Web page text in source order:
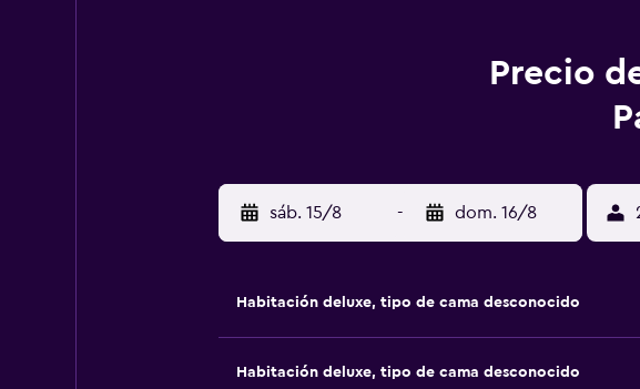
Precio
sáb. 15/8 - dom. 16/8
Habitación deluxe, tipo de cama desconocido
Habitación deluxe, tipo de cama desconocido